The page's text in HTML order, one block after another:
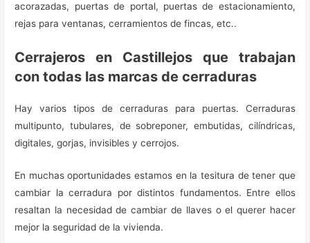
acorazadas, puertas de portal, puertas de estacionamiento,
rejas para ventanas, cerramientos de fincas, etc..
Cerrajeros en Castillejos que trabajan
con todas las marcas de cerraduras
Hay varios tipos de cerraduras para puertas. Cerraduras
multipunto, tubulares, de sobreponer, embutidas, cilíndricas,
digitales, gorjas, invisibles y cerrojos.
En muchas oportunidades estamos en la tesitura de tener que
cambiar la cerradura por distintos fundamentos. Entre ellos
resaltan la necesidad de cambiar de llaves o el querer hacer
mejor la seguridad de la vivienda.